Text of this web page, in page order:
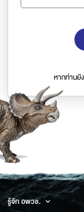
หากท่านยั
รู้จัก อพวช.